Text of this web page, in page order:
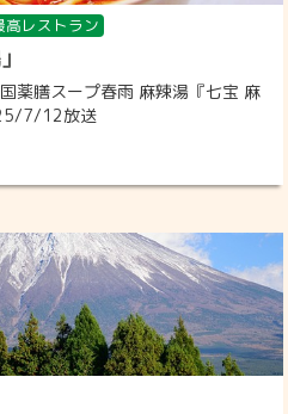
高レストラン
薬膳スープ春雨 麻辣湯『七宝 麻
7/12放送